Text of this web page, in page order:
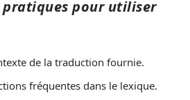
pratiques pour utiliser
de la traduction fournie.
fréquentes dans le lexique.